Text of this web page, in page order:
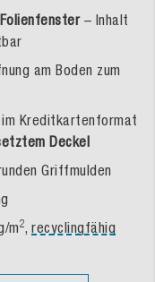
– Inhalt
am Boden zum
Kreditkartenformat
Deckel
Griffmulden
m2, recyclingfähig